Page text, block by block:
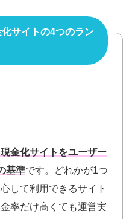
サイトの4つのラン
金化サイトをユーザー
基準です。
どれかが1つ
して利用できるサイト
率だけ高くても運営実